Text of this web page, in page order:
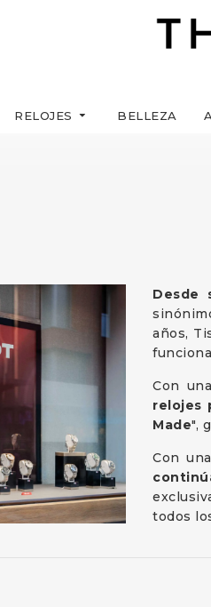
RELOJES BELLEZA
Desde
años,
Con
relojes
Made",
Con
todos